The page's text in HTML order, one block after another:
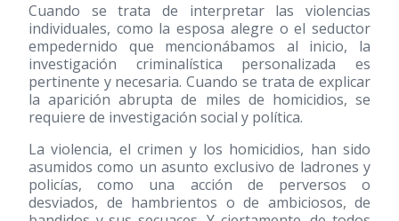
Cuando se trata de interpretar las violencias
individuales, como la esposa alegre o el seductor
empedernido que mencionábamos al inicio, la
investigación criminalística personalizada es
pertinente y necesaria. Cuando se trata de explicar
la aparición abrupta de miles de homicidios, se
requiere de investigación social y política.
La violencia, el crimen y los homicidios, han sido
asumidos como un asunto exclusivo de ladrones y
policías, como una acción de perversos o
desviados, de hambrientos o de ambiciosos, de